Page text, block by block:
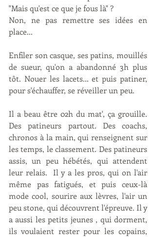
"Mais qu'est ce que je fous là" ?
Non, ne pas remettre ses idées en
place...
Enfiler son casque, ses patins, mouillés
de sueur, qu'on a abandonné 3h plus
tôt. Nouer les lacets... et puis patiner,
pour s'échauffer, se réveiller un peu.
Il a beau être 02h du mat', ça grouille.
Des patineurs partout. Des coachs,
chronos à la main, qui renseignent sur
les temps, le classement. Des patineurs
assis, un peu hébétés, qui attendent
leur relais.  Il y a les pros, qui on l'air
même pas fatigués, et puis ceux-là
mode cool, sourire aux lèvres, l'air un
peu stone, qui découvrent l'épreuve. Il y
a aussi les petits jeunes , qui dorment,
ils voulaient rester pour les copains,